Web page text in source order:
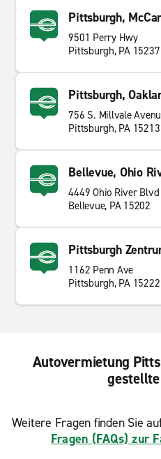
Pittsburgh,
9501 Perry Hwy
Pittsburgh, PA 15237
Pittsburgh,
756 S. Millvale
Pittsburgh, PA 15213
Bellevue, Ohio
4449 Ohio River Blvd
Bellevue, PA 15202
Pittsburgh
1162 Penn Ave
Pittsburgh, PA 15222
Autovermietung
Weitere Fragen finden Sie
Fragen (FAQs) zur